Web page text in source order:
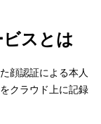
スとは
顔認証による本人
クラウド上に記録